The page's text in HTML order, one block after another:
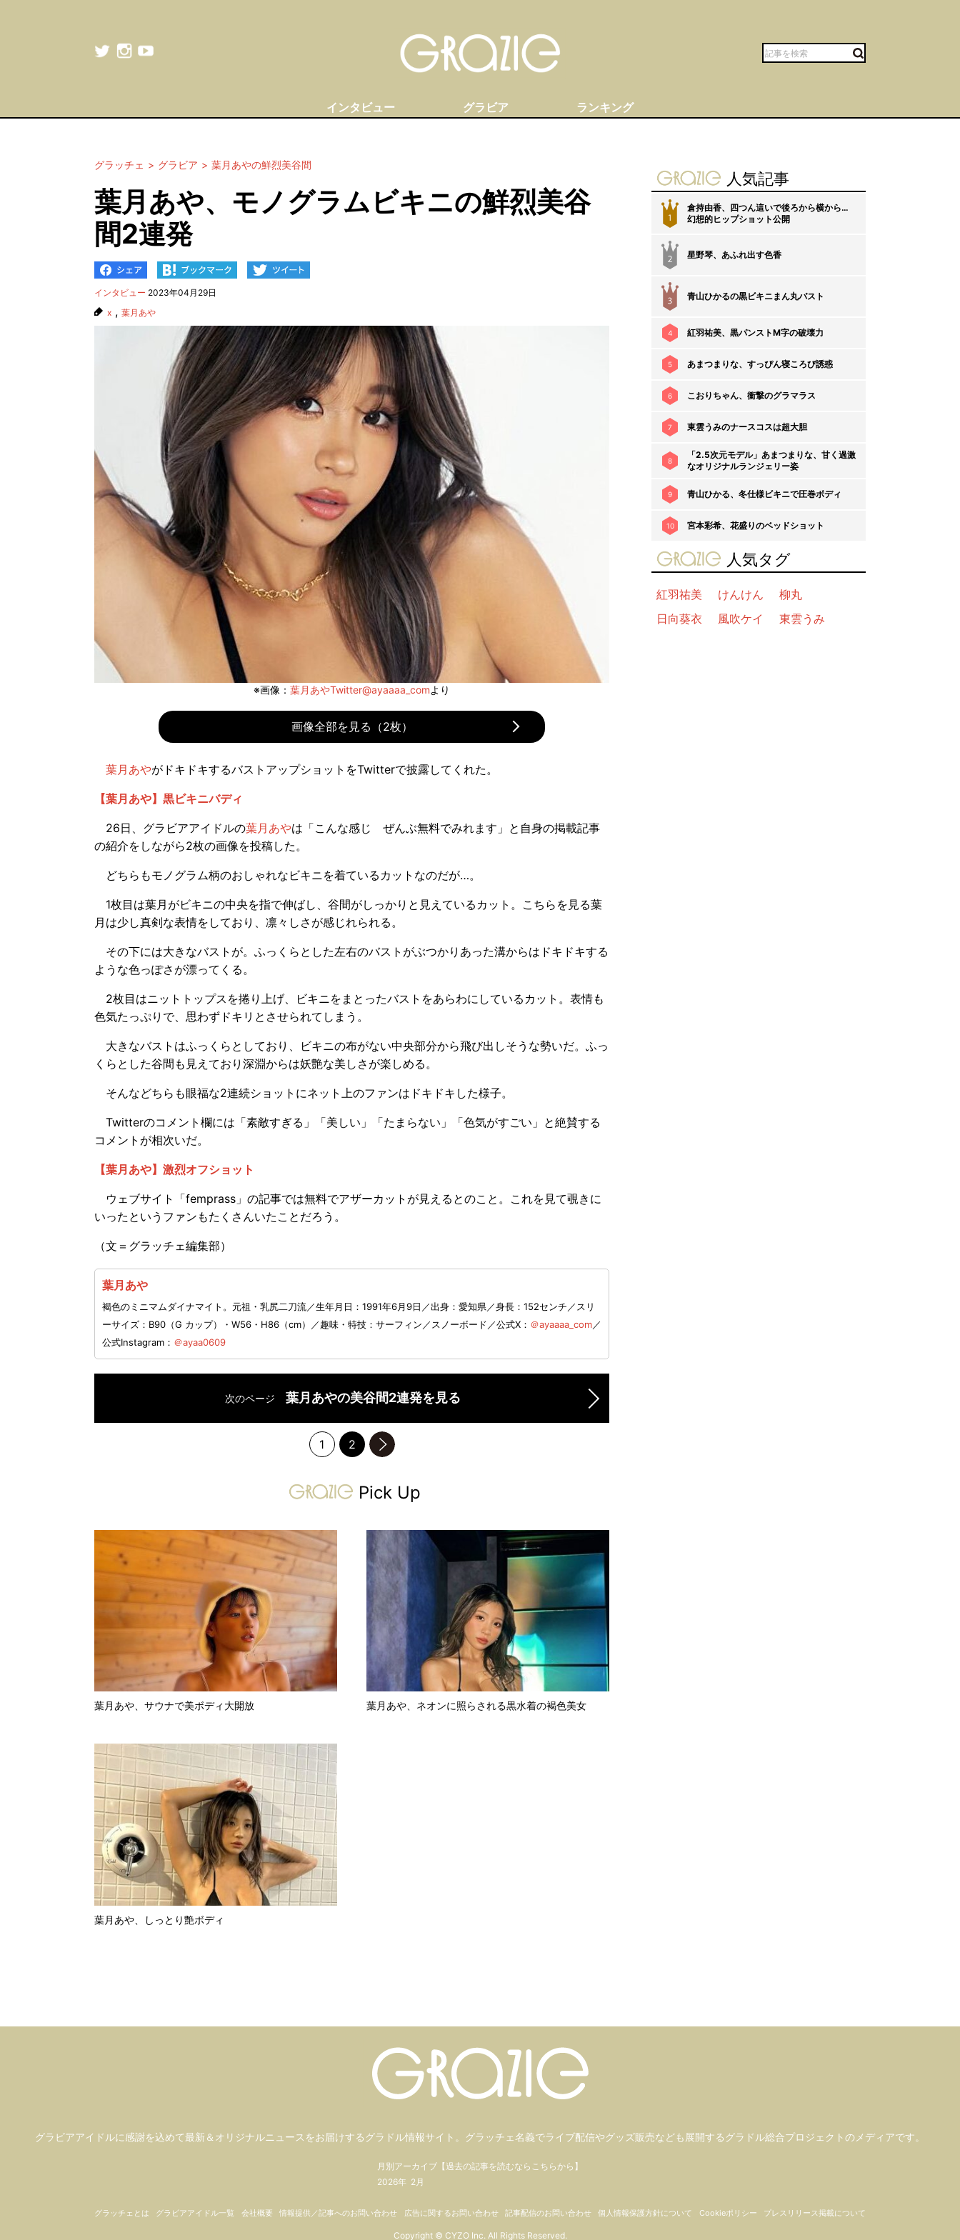
インタビュー グラビア ランキング
グラッチェ グラビア 葉月あやの鮮烈美谷間
葉月あや、モノグラムビキニの鮮烈美谷
間2連発
インタビュー 2023年04月29日
x , 葉月あや
※画像： 葉月あやTwitter@ayaaaa_comより
画像全部を見る（2枚）
葉月あやがドキドキするバストアップショットをTwitterで披露してくれた。
【葉月あや】黒ビキニバディ
26日、グラビアアイドルの葉月あやは「こんな感じ ぜんぶ無料でみれます」と自身の掲載記事
の紹介をしながら2枚の画像を投稿した。
どちらもモノグラム柄のおしゃれなビキニを着ているカットなのだが…。
1枚目は葉月がビキニの中央を指で伸ばし、谷間がしっかりと見えているカット。こちらを見る葉
月は少し真剣な表情をしており、凛々しさが感じれられる。
その下には大きなバストが。ふっくらとした左右のバストがぶつかりあった溝からはドキドキする
ような色っぽさが漂ってくる。
2枚目はニットトップスを捲り上げ、ビキニをまとったバストをあらわにしているカット。表情も
色気たっぷりで、思わずドキリとさせられてしまう。
大きなバストはふっくらとしており、ビキニの布がない中央部分から飛び出しそうな勢いだ。ふっ
くらとした谷間も見えており深淵からは妖艶な美しさが楽しめる。
そんなどちらも眼福な2連続ショットにネット上のファンはドキドキした様子。
Twitterのコメント欄には「素敵すぎる」「美しい」「たまらない」「色気がすごい」と絶賛する
コメントが相次いだ。
【葉月あや】激烈オフショット
ウェブサイト「femprass」の記事では無料でアザーカットが見えるとのこと。これを見て覗きに
いったというファンもたくさんいたことだろう。
（文＝グラッチェ編集部）
葉月あや
褐色のミニマムダイナマイト。元祖・乳尻二刀流／生年月日：1991年6月9日／出身：愛知県／身長：152センチ／スリ
ーサイズ：B90（G カップ）・W56・H86（cm）／趣味・特技：サーフィン／スノーボード／公式X： ＠ayaaaa_com／
公式Instagram： ＠ayaa0609
次のページ 葉月あやの美谷間2連発を見る
1 2
次のページへ
gravure-grazie
Pick Up
葉月あや、サウナで美ボディ大開放 葉月あや、ネオンに照らされる黒水着の褐色美女
葉月あや、しっとり艶ボディ
gravure-grazie
人気記事
1
倉持由香、四つん這いで後ろから横から…
幻想的ヒップショット公開
星野琴、あふれ出す色香
青山ひかるの黒ビキニまん丸バスト
4 紅羽祐美、黒パンストM字の破壊力
5 あまつまりな、すっぴん寝ころび誘惑
6 こおりちゃん、衝撃のグラマラス
7 東雲うみのナースコスは超大胆
8
「2.5次元モデル」あまつまりな、甘く過激
なオリジナルランジェリー姿
9 青山ひかる、冬仕様ビキニで圧巻ボディ
10 宮本彩希、花盛りのベッドショット
gravure-grazie
人気タグ
紅羽祐美 けんけん
柳丸
日向葵衣
風吹ケイ 東雲うみ
グラビアアイドルに感謝を込めて最新＆オリジナルニュースをお届けするグラドル情報サイト。 グラッチェ名義でライブ配信やグッズ販売なども 展開するグラドル総合プロジェクトのメディアです。
月別アーカイブ【過去の記事を読むならこちらから】
2026年 2月
グラッチェとは グラビアアイドル一覧 会社概要 情報提供／記事へのお問い合わせ 広告に関するお問い合わせ 記事配信のお問い合わせ 個人情報保護方針について Cookieポリシー プレスリリース掲載について
Copyright © CYZO Inc. All Rights Reserved.